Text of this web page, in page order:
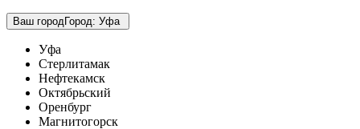
Ваш городГород: Уфа
Уфа
Стерлитамак
Нефтекамск
Октябрьский
Оренбург
Магнитогорск